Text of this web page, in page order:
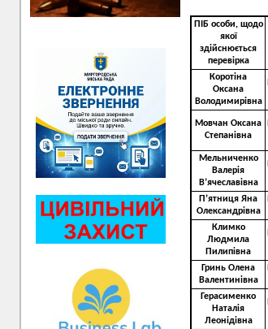
ПІБ особи, щодо
якої
здійснюється
перевірка
Коротіна
Оксана
Володимирівна
Мовчан Оксана
Степанівна
Мельниченко
Валерія
В’ячеславівна
П’ятниця Яна
Олександрівна
Климко
Людмила
Пилипівна
Гринь Олена
Валентинівна
Герасименко
Наталія
Леонідівна